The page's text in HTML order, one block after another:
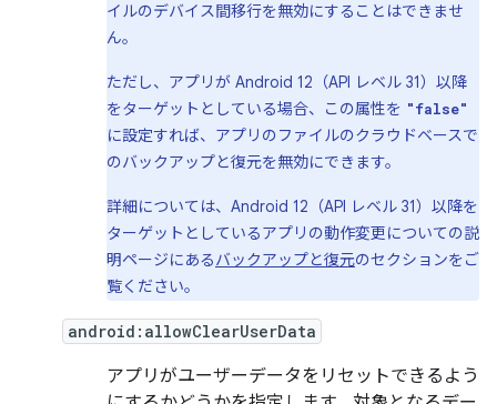
イルのデバイス間移行を無効にすることはできませ
ん。
ただし、アプリが Android 12（API レベル 31）以降
をターゲットとしている場合、この属性を "false"
に設定すれば、アプリのファイルのクラウドベースで
のバックアップと復元を無効にできます。
詳細については、Android 12（API レベル 31）以降を
ターゲットとしているアプリの動作変更についての説
明ページにあるバックアップと復元のセクションをご
覧ください。
android:allowClearUserData
アプリがユーザーデータをリセットできるよう